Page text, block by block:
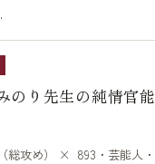
のり先生の純情官能
総攻め） × 893・芸能人・